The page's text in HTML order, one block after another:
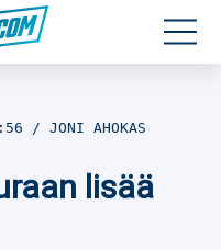
JONI AHOKAS
lisää